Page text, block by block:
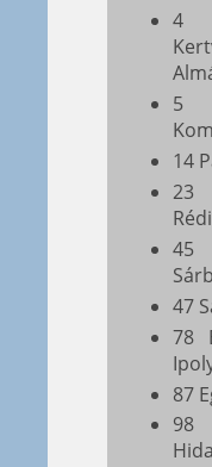
4
5
14
23
45
47
78
87
98